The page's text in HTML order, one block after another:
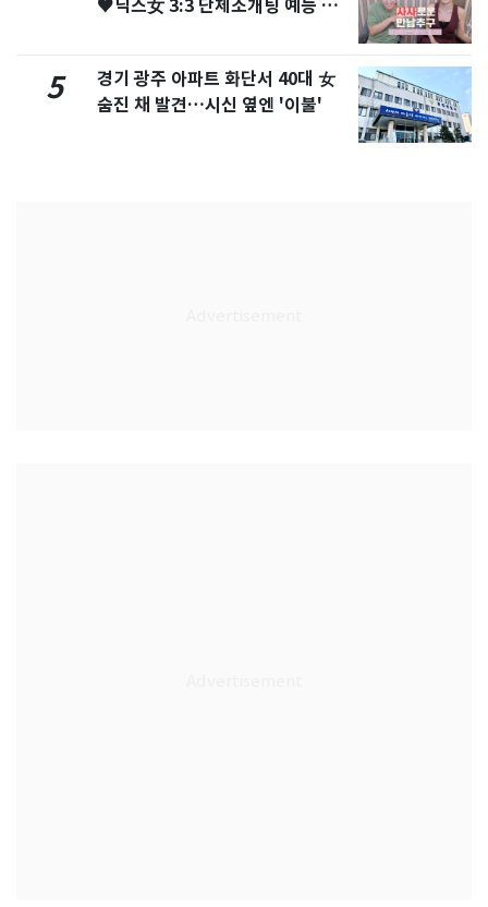
♥닉스女 3:3 단체소개팅 예능 화
5
경기 광주 아파트 화단서 40대 女
숨진 채 발견…시신 옆엔 '이불'